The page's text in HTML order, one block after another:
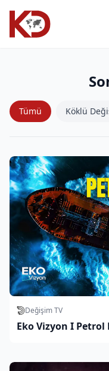
Tümü Köklü
Değişim TV
Eko Vizyon I Petrol